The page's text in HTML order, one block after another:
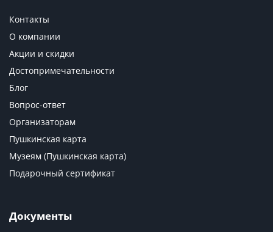
Контакты
О компании
Акции и скидки
Достопримечательности
Блог
Вопрос-ответ
Организаторам
Пушкинская карта
Музеям (Пушкинская карта)
Подарочный сертификат
Документы